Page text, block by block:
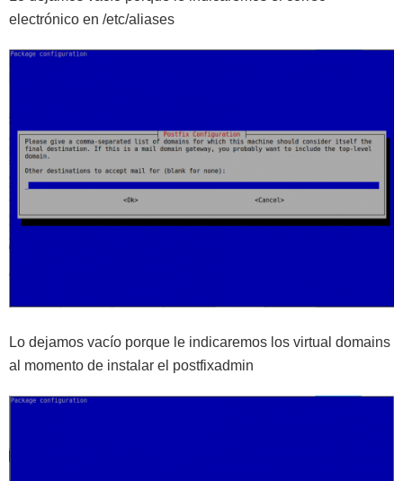
electrónico en /etc/aliases
Lo dejamos vacío porque le indicaremos los virtual domains
al momento de instalar el postfixadmin